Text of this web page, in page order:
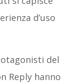
d’uso
del
Reply hanno